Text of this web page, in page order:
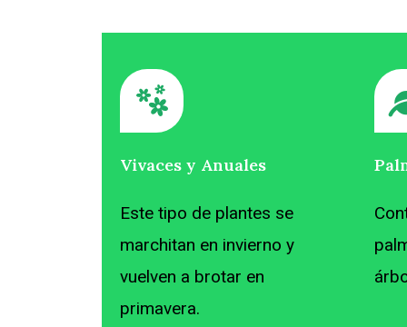
Vivaces y Anuales
Este tipo de plantes se
marchitan en invierno y
vuelven a brotar en
primavera.